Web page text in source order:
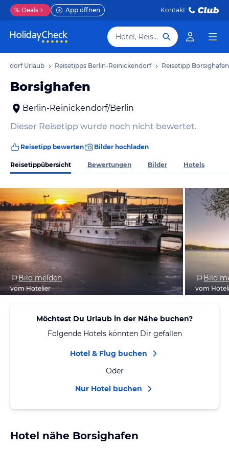
% Deals App öffnen Kontakt
Hotel, Reiseziel
Urlaub Reisetipps Berlin-Reinickendorf Reisetipp Borsighafen
Borsighafen
Berlin-Reinickendorf/Berlin
Dieser Reisetipp wurde noch nicht bewertet.
Reisetipp bewerten Bilder hochladen
Reisetippübersicht Bewertungen Bilder Hotels
Bild melden
vom Hotelier
Bild
vom
Möchtest Du Urlaub in der Nähe buchen?
Folgende Hotels könnten Dir gefallen
Hotel & Flug buchen
Oder
Nur Hotel buchen
Hotel nähe Borsighafen